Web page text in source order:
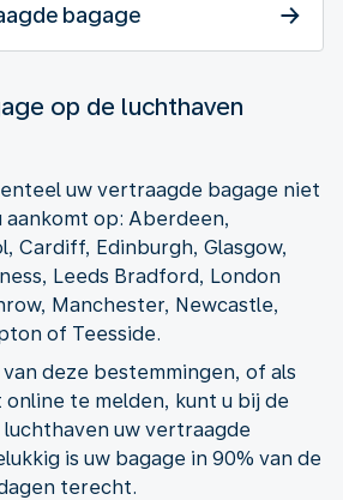
bagage
op de luchthaven
uw vertraagde bagage niet
aankomt op: Aberdeen,
Cardiff, Edinburgh, Glasgow,
Leeds Bradford, London
Manchester, Newcastle,
of Teesside.
van deze bestemmingen, of als
te melden, kunt u bij de
uw vertraagde
is uw bagage in 90% van de
terecht.